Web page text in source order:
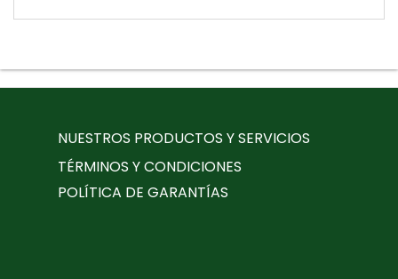
NUESTROS PRODUCTOS Y SERVICIOS
TÉRMINOS Y CONDICIONES
POLÍTICA DE GARANTÍAS